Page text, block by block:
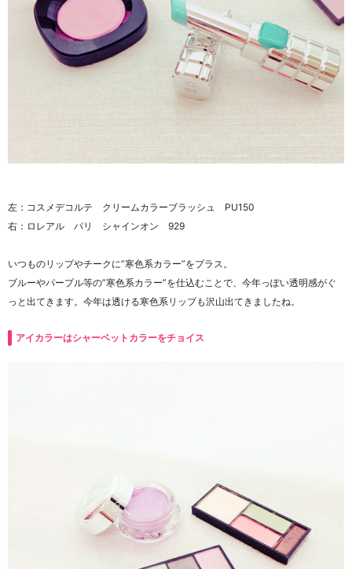
左：コスメデコルテ クリームカラーブラッシュ PU150
右：ロレアル パリ シャインオン 929
いつものリップやチークに”寒色系カラー”をプラス。
ブルーやパープル等の”寒色系カラー”を仕込むことで、今年っぽい透明感がぐ
っと出てきます。今年は透ける寒色系リップも沢山出てきましたね。
アイカラーはシャーベットカラーをチョイス